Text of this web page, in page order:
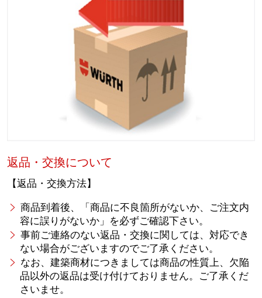
返品・交換について
【返品・交換方法】
商品到着後、「商品に不良箇所がないか、ご注文内
容に誤りがないか」を必ずご確認下さい。
事前ご連絡のない返品・交換に関しては、対応でき
ない場合がございますのでご了承ください。
なお、建築商材につきましては商品の性質上、欠陥
品以外の返品は受け付けておりません。ご了承くだ
さいませ。